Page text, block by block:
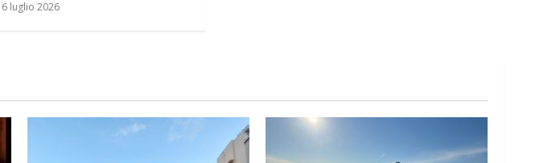
6 luglio 2026